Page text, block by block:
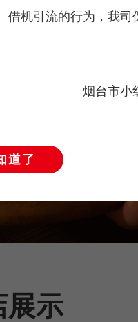
借机引流的行为，我司
烟台市小
道了
展示